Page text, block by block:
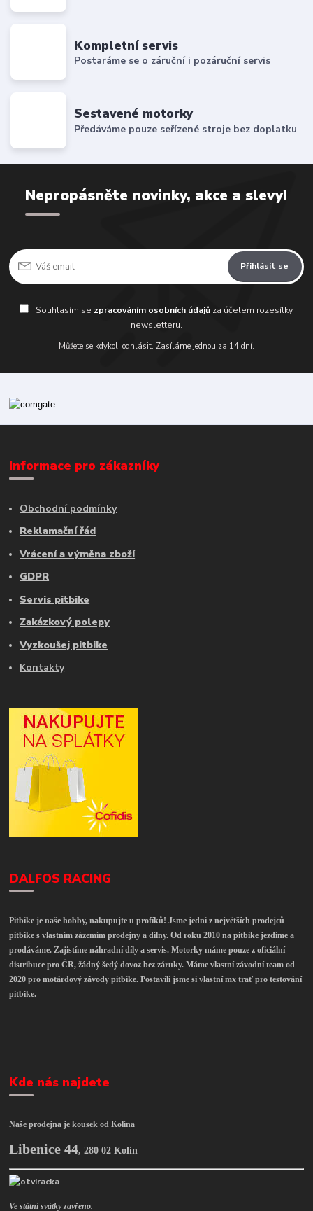
Kompletní servis
Postaráme se o záruční i pozáruční servis
Sestavené motorky
Předáváme pouze seřízené stroje bez doplatku
Nepropásněte novinky, akce a slevy!
Přihlásit se
Souhlasím se zpracováním osobních údajů za účelem rozesílky
newsletteru.
Můžete se kdykoli odhlásit. Zasíláme jednou za 14 dní.
Informace pro zákazníky
Obchodní podmínky
Reklamační řád
Vrácení a výměna zboží
GDPR
Servis pitbike
Zakázkový polepy
Vyzkoušej pitbike
Kontakty
DALFOS RACING
Pitbike je naše hobby, nakupujte u profíků! Jsme jedni z největších prodejců
pitbike s vlastním zázemím prodejny a dílny. Od roku 2010 na pitbike jezdíme a
prodáváme. Zajistíme náhradní díly a servis. Motorky máme pouze z oficiální
distribuce pro ČR, žádný šedý dovoz bez záruky. Máme vlastní závodní team od
2020 pro motárdový závody pitbike. Postavili jsme si vlastní mx trať pro testování
pitbike.
Kde nás najdete
Naše prodejna je kousek od Kolína
Libenice 44,280 02 Kolín
Ve státní svátky zavřeno.